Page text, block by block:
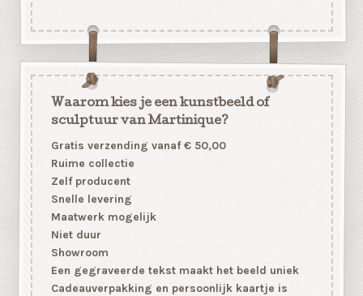
Waarom kies je een kunstbeeld of
sculptuur van Martinique?
Gratis verzending vanaf € 50,00
Ruime collectie
Zelf producent
Snelle levering
Maatwerk mogelijk
Niet duur
Showroom
Een gegraveerde tekst maakt het beeld uniek
Cadeauverpakking en persoonlijk kaartje is